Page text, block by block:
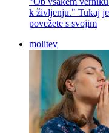
k življenju." Tukaj
povežete s svojim
molitev